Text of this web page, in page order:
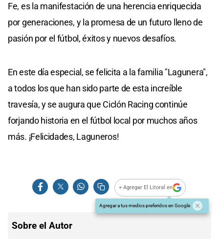
Fe, es la manifestación de una herencia enriquecida
por generaciones, y la promesa de un futuro lleno de
pasión por el fútbol, éxitos y nuevos desafíos.
En este día especial, se felicita a la familia "Lagunera",
a todos los que han sido parte de esta increíble
travesía, y se augura que Ciclón Racing continúe
forjando historia en el fútbol local por muchos años
más. ¡Felicidades, Laguneros!
+ Agregar El Litoral en
Agregar a tus medios preferidos en Google
Sobre el Autor